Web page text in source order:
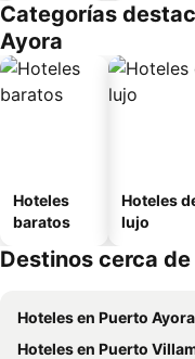
Categorías
Ayora
Hoteles
baratos
Hoteles
lujo
Destinos cerca
Hoteles en Puerto Ayora
Hoteles en Puerto